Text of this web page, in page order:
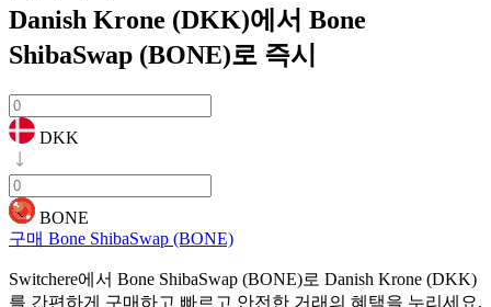
Danish Krone (DKK)에서 Bone
ShibaSwap (BONE)로 즉시
DKK
BONE
구매 Bone ShibaSwap (BONE)
Switchere에서 Bone ShibaSwap (BONE)로 Danish Krone (DKK)
를 간편하게 구매하고 빠르고 안전한 거래의 혜택을 누리세요.